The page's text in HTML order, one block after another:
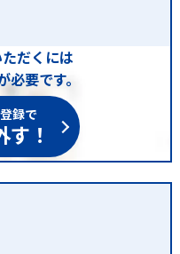
だくには
要です。
録で
！